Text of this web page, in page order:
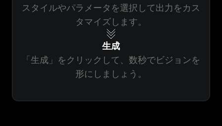
スタイルやパラメータを選択して出力をカス
タマイズします。
生成
「生成」をクリックして、数秒でビジョンを
形にしましょう。